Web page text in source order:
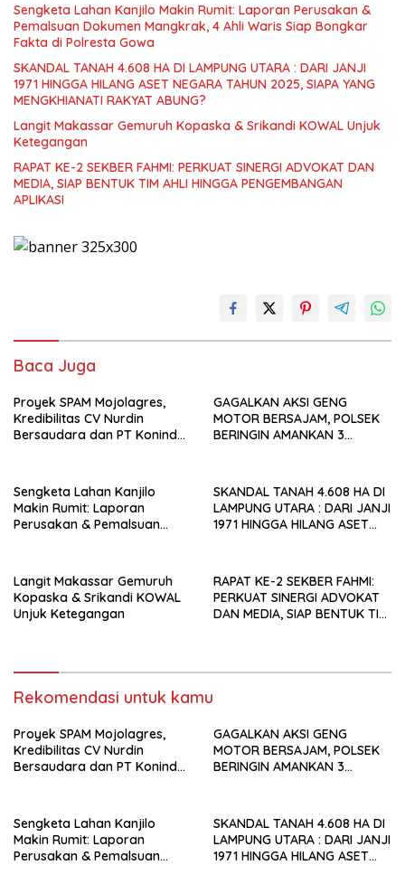
Sengketa Lahan Kanjilo Makin Rumit: Laporan Perusakan &
Pemalsuan Dokumen Mangkrak, 4 Ahli Waris Siap Bongkar
Fakta di Polresta Gowa
SKANDAL TANAH 4.608 HA DI LAMPUNG UTARA : DARI JANJI
1971 HINGGA HILANG ASET NEGARA TAHUN 2025, SIAPA YANG
MENGKHIANATI RAKYAT ABUNG?
Langit Makassar Gemuruh Kopaska & Srikandi KOWAL Unjuk
Ketegangan
RAPAT KE-2 SEKBER FAHMI: PERKUAT SINERGI ADVOKAT DAN
MEDIA, SIAP BENTUK TIM AHLI HINGGA PENGEMBANGAN
APLIKASI
Baca Juga
Proyek SPAM Mojolagres,
Kredibilitas CV Nurdin
Bersaudara dan PT Konindo
GAGALKAN AKSI GENG
MOTOR BERSAJAM, POLSEK
BERINGIN AMANKAN 3
Sengketa Lahan Kanjilo
Makin Rumit: Laporan
Perusakan & Pemalsuan
Polresta Gowa
SKANDAL TANAH 4.608 HA DI
LAMPUNG UTARA : DARI JANJI
1971 HINGGA HILANG ASET
ABUNG?
Langit Makassar Gemuruh
Kopaska & Srikandi KOWAL
Unjuk Ketegangan
RAPAT KE-2 SEKBER FAHMI:
PERKUAT SINERGI ADVOKAT
DAN MEDIA, SIAP BENTUK TIM
Rekomendasi untuk kamu
Proyek SPAM Mojolagres,
Kredibilitas CV Nurdin
Bersaudara dan PT Konindo
GAGALKAN AKSI GENG
MOTOR BERSAJAM, POLSEK
BERINGIN AMANKAN 3
Sengketa Lahan Kanjilo
Makin Rumit: Laporan
Perusakan & Pemalsuan
SKANDAL TANAH 4.608 HA DI
LAMPUNG UTARA : DARI JANJI
1971 HINGGA HILANG ASET